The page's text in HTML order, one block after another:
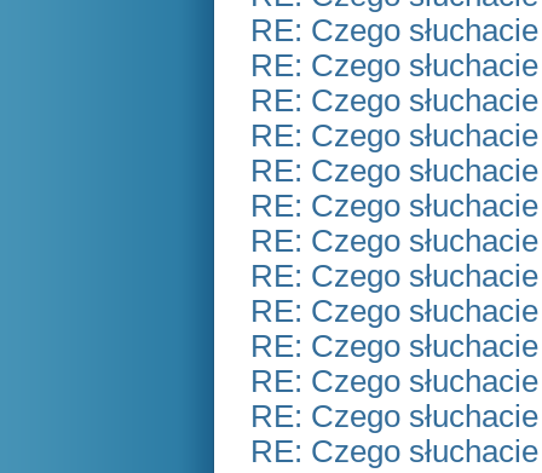
RE: Czego
RE: Czego
RE: Czego
RE: Czego
RE: Czego
RE: Czego
RE: Czego
RE: Czego
RE: Czego
RE: Czego
RE: Czego
RE: Czego
RE: Czego